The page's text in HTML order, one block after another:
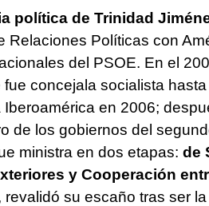
política de Trinidad
Relaciones Políticas con
del PSOE. En el
concejala socialista
en 2006;
de los gobiernos del
ministra en dos etapas: de
y Cooperación
su escaño tras ser